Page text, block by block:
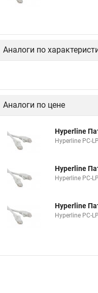
Аналоги по
Аналоги по цене
Hyperline